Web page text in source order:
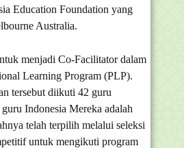
Education Foundation yang
Australia.
menjadi Co-Facilitator dalam
Learning Program (PLP).
tersebut diikuti 42 guru
Indonesia Mereka adalah
telah terpilih melalui seleksi
untuk mengikuti program